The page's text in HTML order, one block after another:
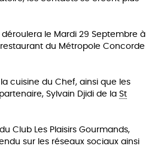
le Mardi 29 Septembre à
restaurant du Métropole Concorde
cuisine du Chef, ainsi que les
Sylvain Djidi de la St
Club Les Plaisirs Gourmands,
sur les réseaux sociaux ainsi